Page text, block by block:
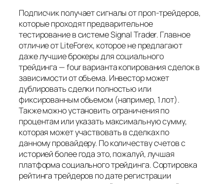
Подписчик получает сигналы от проп-трейдеров,
которые проходят предварительное
тестирование в системе Signal Trader. Главное
отличие от LiteForex, которое не предлагают
даже лучшие брокеры для социального
трейдинга — four варианта копирования сделок в
зависимости от объема. Инвестор может
дублировать сделки полностью или
фиксированным объемом (например, 1 лот).
Также можно установить ограничения по
процентам или указать максимальную сумму,
которая может участвовать в сделках по
данному провайдеру. По количеству счетов с
историей более года это, пожалуй, лучшая
платформа социального трейдинга. Сортировка
рейтинга трейдеров по дате регистрации